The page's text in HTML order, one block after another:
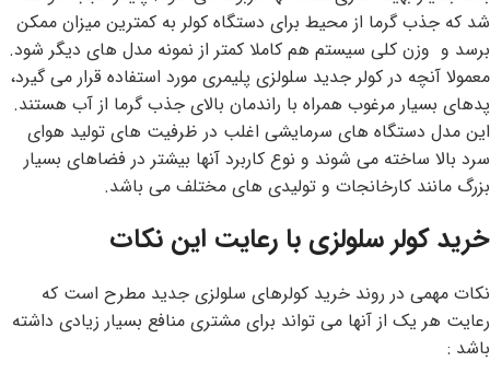
شد که جذب گرما از محیط برای دستگاه کولر به کمترین میزان ممکن
برسد و وزن کلی سیستم هم کاملا کمتر از نمونه مدل های دیگر شود.
معمولا آنچه در کولر جدید سلولزی پلیمری مورد استفاده قرار می گیرد،
پدهای بسیار مرغوب همراه با راندمان بالای جذب گرما از آب هستند.
این مدل دستگاه های سرمایشی اغلب در ظرفیت های تولید هوای
سرد بالا ساخته می شوند و نوع کاربرد آنها بیشتر در فضاهای بسیار
بزرگ مانند کارخانجات و تولیدی های مختلف می باشد.
خرید کولر سلولزی با رعایت این نکات
نکات مهمی در روند خرید کولرهای سلولزی جدید مطرح است که
رعایت هر یک از آنها می تواند برای مشتری منافع بسیار زیادی داشته
باشد :